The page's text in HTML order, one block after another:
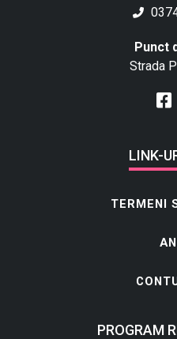
Punct
Strada
LINK-
TERMENI
PROGRAM